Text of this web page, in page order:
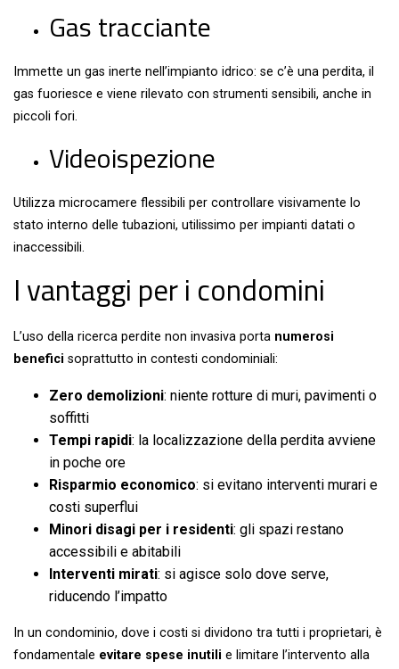
Gas tracciante
Immette un gas inerte nell’impianto idrico: se c’è una perdita, il
gas fuoriesce e viene rilevato con strumenti sensibili, anche in
piccoli fori.
Videoispezione
Utilizza microcamere flessibili per controllare visivamente lo
stato interno delle tubazioni, utilissimo per impianti datati o
inaccessibili.
I vantaggi per i condomini
L’uso della ricerca perdite non invasiva porta numerosi
benefici soprattutto in contesti condominiali:
Zero demolizioni: niente rotture di muri, pavimenti o
soffitti
Tempi rapidi: la localizzazione della perdita avviene
in poche ore
Risparmio economico: si evitano interventi murari e
costi superflui
Minori disagi per i residenti: gli spazi restano
accessibili e abitabili
Interventi mirati: si agisce solo dove serve,
riducendo l’impatto
In un condominio, dove i costi si dividono tra tutti i proprietari, è
fondamentale evitare spese inutili e limitare l’intervento alla